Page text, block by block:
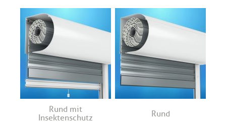
Rund mit
Insektenschutz
Rund